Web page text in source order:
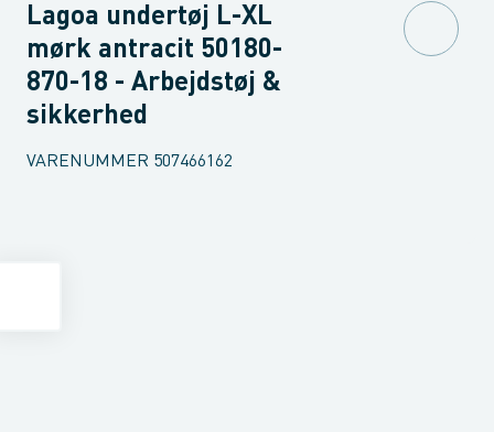
Lagoa undertøj L-XL
mørk antracit 50180-
870-18 - Arbejdstøj &
sikkerhed
VARENUMMER 507466162